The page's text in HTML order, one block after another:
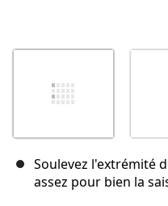
Soulevez l'extrémité
assez pour bien la